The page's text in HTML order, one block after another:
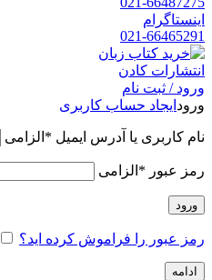
اینستاگرام
021-66465291
ورود / ثبت نام
ورود ایجاد حساب کاربری
نام کاربری یا آدرس ایمیل * الزامی
رمز عبور * الزامی
ورود
رمز عبور را فراموش کرده اید؟
ادامه